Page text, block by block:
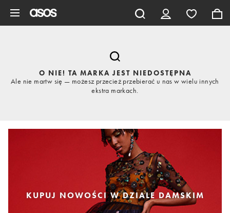
O NIE! TA MARKA JEST NIEDOSTĘPNA
Ale nie martw się — możesz przecież przebierać u nas w wielu innych
ekstra markach.
KUPUJ NOWOŚCI W DZIALE DAMSKIM